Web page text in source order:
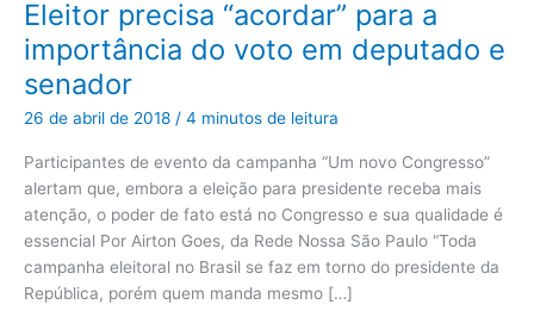
Eleitor precisa “acordar” para a
importância do voto em deputado e
senador
26 de abril de 2018 / 4 minutos de leitura
Participantes de evento da campanha “Um novo Congresso”
alertam que, embora a eleição para presidente receba mais
atenção, o poder de fato está no Congresso e sua qualidade é
essencial Por Airton Goes, da Rede Nossa São Paulo “Toda
campanha eleitoral no Brasil se faz em torno do presidente da
República, porém quem manda mesmo […]
precisa
“acordar”
para
a
importância
do
voto
em
e
senador